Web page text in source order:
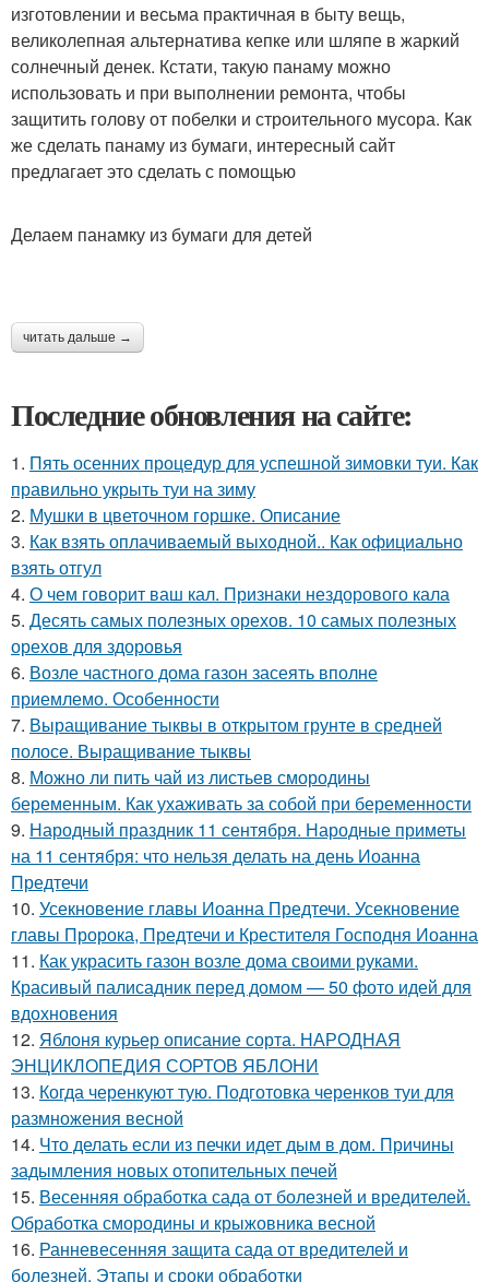
изготовлении и весьма практичная в быту вещь,
великолепная альтернатива кепке или шляпе в жаркий
солнечный денек. Кстати, такую панаму можно
использовать и при выполнении ремонта, чтобы
защитить голову от побелки и строительного мусора. Как
же сделать панаму из бумаги, интересный сайт
предлагает это сделать с помощью
Делаем панамку из бумаги для детей
читать дальше →
Последние обновления на сайте:
1. Пять осенних процедур для успешной зимовки туи. Как
правильно укрыть туи на зиму
2. Мушки в цветочном горшке. Описание
3. Как взять оплачиваемый выходной.. Как официально
взять отгул
4. О чем говорит ваш кал. Признаки нездорового кала
5. Десять самых полезных орехов. 10 самых полезных
орехов для здоровья
6. Возле частного дома газон засеять вполне
приемлемо. Особенности
7. Выращивание тыквы в открытом грунте в средней
полосе. Выращивание тыквы
8. Можно ли пить чай из листьев смородины
беременным. Как ухаживать за собой при беременности
9. Народный праздник 11 сентября. Народные приметы
на 11 сентября: что нельзя делать на день Иоанна
Предтечи
10. Усекновение главы Иоанна Предтечи. Усекновение
главы Пророка, Предтечи и Крестителя Господня Иоанна
11. Как украсить газон возле дома своими руками.
Красивый палисадник перед домом — 50 фото идей для
вдохновения
12. Яблоня курьер описание сорта. НАРОДНАЯ
ЭНЦИКЛОПЕДИЯ СОРТОВ ЯБЛОНИ
13. Когда черенкуют тую. Подготовка черенков туи для
размножения весной
14. Что делать если из печки идет дым в дом. Причины
задымления новых отопительных печей
15. Весенняя обработка сада от болезней и вредителей.
Обработка смородины и крыжовника весной
16. Ранневесенняя защита сада от вредителей и
болезней. Этапы и сроки обработки